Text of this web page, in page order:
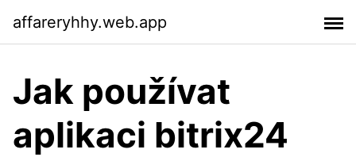
affareryhhy.web.app
Jak používat
aplikaci bitrix24